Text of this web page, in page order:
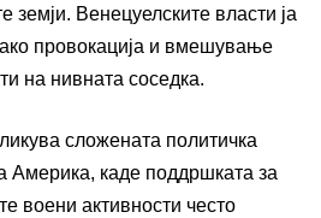
земји. Венецуелските власти ја
провокација и вмешување
на нивната соседка.
сложената политичка
Америка, каде поддршката за
воени активности често